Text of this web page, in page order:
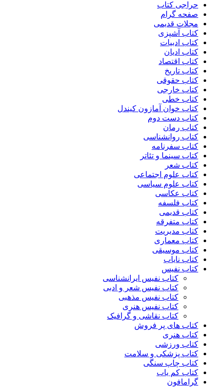
حراجی کتاب
صفحه گرام
مجلات قدیمی
کتاب آشپزی
کتاب ادبیات
کتاب ادیان
کتاب اقتصاد
کتاب تاریخ
کتاب حقوقی
کتاب خارجی
کتاب خطی
کتاب خوان آمازون کیندل
کتاب دست دوم
کتاب رمان
کتاب روانشناسی
کتاب سفرنامه
کتاب سینما و تئاتر
کتاب شعر
کتاب علوم اجتماعی
کتاب علوم سیاسی
کتاب عکاسی
کتاب فلسفه
کتاب قدیمی
کتاب متفرقه
کتاب مدیریت
کتاب معماری
کتاب موسیقی
کتاب نایاب
کتاب نفیس
کتاب نفیس ایرانشناسی
کتاب نفیس شعر و ادبی
کتاب نفیس مذهبی
کتاب نفیس هنری
کتاب نقاشی و گرافیک
کتاب های پر فروش
کتاب هنری
کتاب ورزشی
کتاب پزشکی و سلامت
کتاب چاپ سنگی
کتاب کم یاب
گرامافون